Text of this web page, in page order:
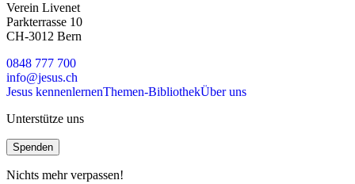
Verein Livenet
Parkterrasse 10
CH-3012 Bern
0848 777 700
info@jesus.ch
Jesus kennenlernenThemen-BibliothekÜber uns
Unterstütze uns
Spenden
Nichts mehr verpassen!